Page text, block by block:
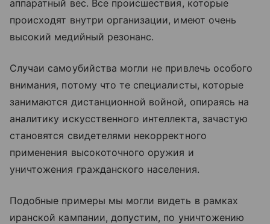
аппаратный вес. Все происшествия, которые
происходят внутри организации, имеют очень
высокий медийный резонанс.
Случаи самоубийства могли не привлечь особого
внимания, потому что те специалисты, которые
занимаются дистанционной войной, опираясь на
аналитику искусственного интеллекта, зачастую
становятся свидетелями некорректного
применения высокоточного оружия и
уничтожения гражданского населения.
Подобные примеры мы могли видеть в рамках
иранской кампании, допустим, по уничтожению